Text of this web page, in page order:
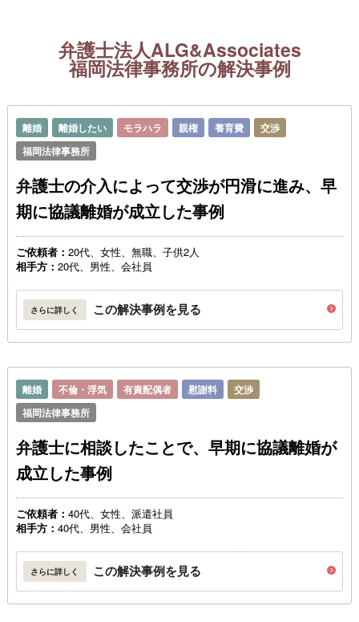
弁護士法人ALG&Associates
福岡法律事務所の解決事例
離婚 離婚したい モラハラ 親権 養育費
交渉
福岡法律事務所
弁護士の介入によって交渉が円滑に進み、早
期に協議離婚が成立した事例
ご依頼者： 20代、女性、無職、子供2人
相手方： 20代、男性、会社員
さらに詳しく この解決事例を見る
離婚 不倫・浮気 有責配偶者 慰謝料
交渉
福岡法律事務所
弁護士に相談したことで、早期に協議離婚が
成立した事例
ご依頼者： 40代、女性、派遣社員
相手方： 40代、男性、会社員
さらに詳しく この解決事例を見る